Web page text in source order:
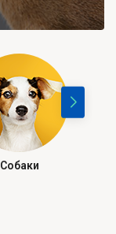
Собаки